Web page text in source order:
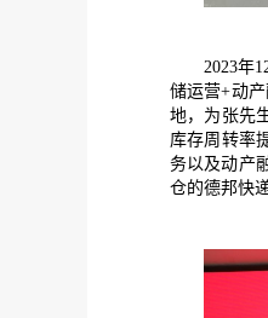
2023年1
储运营+动
地，为张先
库存周转率
务以及动产
仓的德邦快